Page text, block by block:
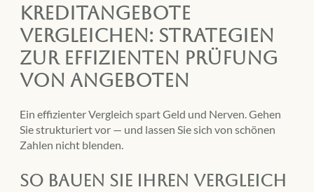
Kreditangebote
vergleichen: Strategien
zur effizienten Prüfung
von Angeboten
Ein effizienter Vergleich spart Geld und Nerven. Gehen
Sie strukturiert vor — und lassen Sie sich von schönen
Zahlen nicht blenden.
So bauen Sie Ihren Vergleich